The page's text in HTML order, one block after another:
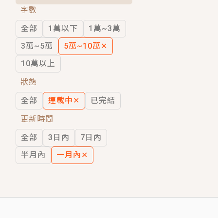
穿越｜《穿越遠古後成了野人娘子》你
字數
全部
1萬以下
1萬~3萬
3萬~5萬
5萬~10萬 ✕
10萬以上
狀態
全部
連載中 ✕
已完結
更新時間
全部
3日內
7日內
半月內
一月內 ✕